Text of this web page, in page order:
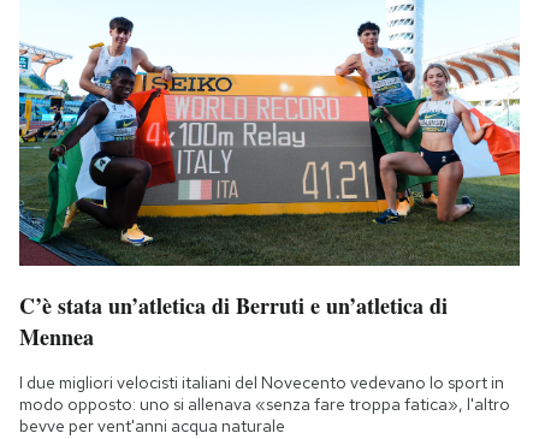
C’è stata un’atletica di Berruti e un’atletica di
Mennea
I due migliori velocisti italiani del Novecento vedevano lo sport in
modo opposto: uno si allenava «senza fare troppa fatica», l'altro
bevve per vent'anni acqua naturale